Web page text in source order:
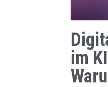
im